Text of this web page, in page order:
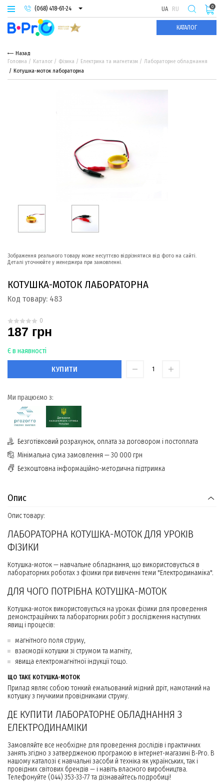
(068) 418-61-24
(093) 974-66-94
(095) 987-29-55
UA RU
КАТАЛОГ
0
Назад
Головна
Каталог Фізика Електрика та магнетизм
Лабораторне обладнання
Котушка-моток лабораторна
Зображення реального товару може несуттєво відрізнятися від фото на сайті.
Деталі уточнюйте у менеджера при замовленні.
КОТУШКА-МОТОК ЛАБОРАТОРНА
Код товару: 483
0
187 грн
Є в наявності
КУПИТИ
Ми працюємо з:
Безготівковий розрахунок, оплата за договором і постоплата
Мінімальна сума замовлення — 30 000 грн
Безкоштовна інформаційно-методична підтримка
Опис
Опис товару:
ЛАБОРАТОРНА КОТУШКА-МОТОК ДЛЯ УРОКІВ
ФІЗИКИ
Котушка-моток — навчальне обладнання, що використовується в
лабораторних роботах з фізики при вивченні теми "Електродинаміка".
ДЛЯ ЧОГО ПОТРІБНА КОТУШКА-МОТОК
Котушка-моток використовується на уроках фізики для проведення
демонстраційних та лабораторних робіт з дослідження наступних
явищ і процесів:
магнітного поля струму,
взаємодії котушки зі струмом та магніту,
явища електромагнітної індукції тощо.
ЩО ТАКЕ КОТУШКА-МОТОК
Прилад являє собою тонкий емальований мідний дріт, намотаний на
котушку з гнучкими провідниками струму.
ДЕ КУПИТИ ЛАБОРАТОРНЕ ОБЛАДНАННЯ З
ЕЛЕКТРОДИНАМІКИ
Замовляйте все необхідне для проведення дослідів і практичних
занять згідно з затвердженою програмою в інтернет-магазині B-Pro. В
нашому каталозі є навчальні засоби й техніка як українських, так і
провідних світових брендів — і навіть власного виробництва.
Телефонуйте (044) 353-33-77 та дізнавайтесь подробиці!